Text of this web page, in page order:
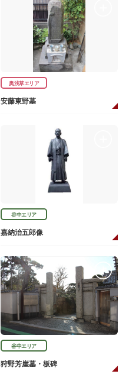
奥浅草エリア
安藤東野墓
谷中エリア
嘉納治五郎像
谷中エリア
狩野芳崖墓・板碑